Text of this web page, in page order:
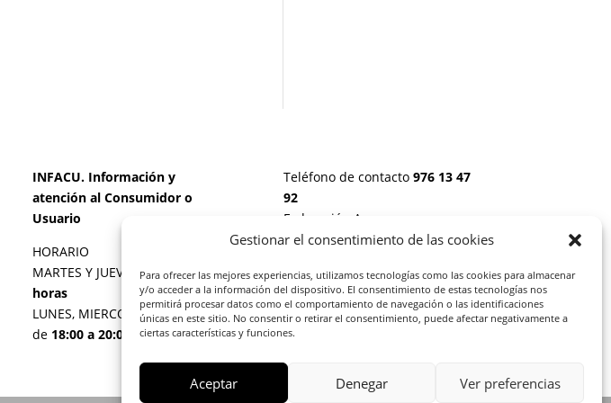
Gestionar el consentimiento de las cookies
Para ofrecer las mejores experiencias, utilizamos tecnologías como las cookies para almacenar
y/o acceder a la información del dispositivo. El consentimiento de estas tecnologías nos
permitirá procesar datos como el comportamiento de navegación o las identificaciones
únicas en este sitio. No consentir o retirar el consentimiento, puede afectar negativamente a
ciertas características y funciones.
Aceptar Denegar Ver preferencias
INFACU. Información y
atención al Consumidor o
Usuario
HORARIO
MARTES Y JUEVES de17:00 a 20
horas
LUNES, MIERCOLES Y VIERNES:
de 18:00 a 20:00 horas
Teléfono de contacto 976 13 47
92
Federación Aragonesa
Consumidores y Usuarios. FACU,